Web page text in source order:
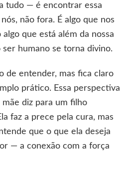
tudo — é encontrar essa
não fora. É algo que nos
que está além da nossa
humano se torna divino.
de entender, mas fica claro
prático. Essa perspectiva
diz para um filho
faz a prece pela cura, mas
que o que ela deseja
— a conexão com a força